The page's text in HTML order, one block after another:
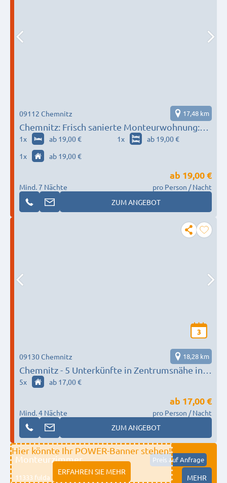
Chemnitz: Frisch sanierte Monteurwohnung:
Parkplatz + TV + WLAN + Vollausstattung
09112 Chemnitz 17,48 km
1x ab 19,00 € 1x
ab 19,00 €
1x ab 19,00 €
Mind. 7 Nächte
ab 19,00 €
pro Person / Nacht
ZUM ANGEBOT
3
Chemnitz - 5 Unterkünfte in Zentrumsnähe in
ruhiger Lage und mit guten Parkmöglichkeiten
09130 Chemnitz 18,28 km
5x ab 17,00 €
Mind. 4 Nächte
ab 17,00 €
pro Person / Nacht
ZUM ANGEBOT
Hier könnte Ihr POWER-Banner stehen!
ERFAHREN SIE MEHR
Monteurzimmer Preis auf Anfrage
11333 fulda MEHR